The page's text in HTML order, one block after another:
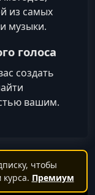
из самых
музыки.
голоса
создать
вашим.
чтобы
Премиум